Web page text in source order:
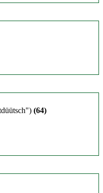
(64)